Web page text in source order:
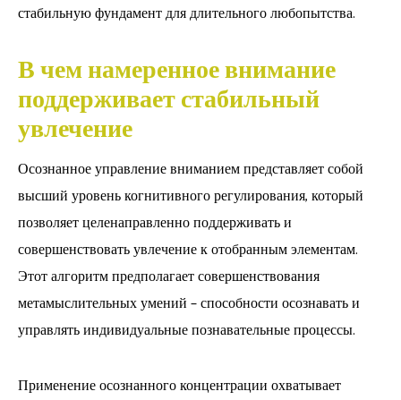
стабильную фундамент для длительного любопытства.
В чем намеренное внимание
поддерживает стабильный
увлечение
Осознанное управление вниманием представляет собой
высший уровень когнитивного регулирования, который
позволяет целенаправленно поддерживать и
совершенствовать увлечение к отобранным элементам.
Этот алгоритм предполагает совершенствования
метамыслительных умений – способности осознавать и
управлять индивидуальные познавательные процессы.
Применение осознанного концентрации охватывает